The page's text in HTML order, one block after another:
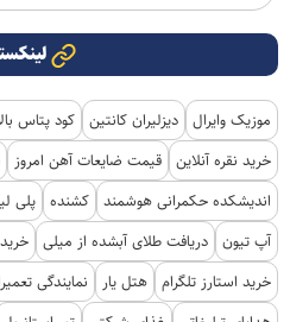
موزیک وایرال دیزلیران کانتین کود پتاس
خرید نقره آنلاین قیمت ضایعات آهن امروز
اندیشکده حکمرانی هوشمند کشنده پلی
آپ تیون دریافت طلای آبشده از میلی
خرید استارز تلگرام هتل یار نمایندگی